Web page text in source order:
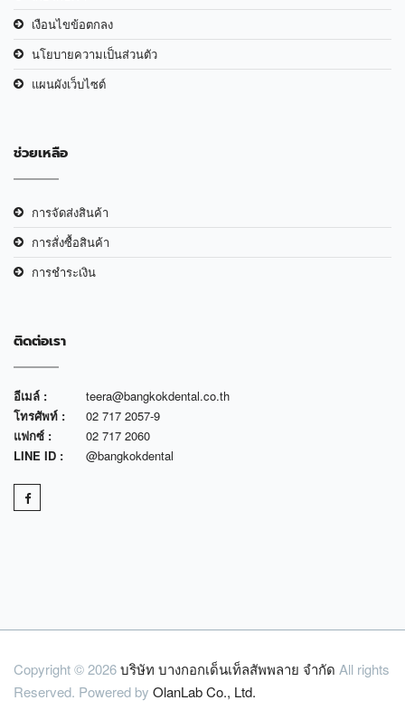
เงือนไขข้อตกลง
นโยบายความเป็นส่วนตัว
แผนผังเว็บไซต์
ช่วยเหลือ
การจัดส่งสินค้า
การสั่งซื้อสินค้า
การชำระเงิน
ติดต่อเรา
อีเมล์ :
teera@bangkokdental.co.th
โทรศัพท์ :
02 717 2057-9
แฟกซ์ :
02 717 2060
LINE ID :
@bangkokdental
Copyright © 2026บริษัท บางกอกเด็นเท็ลสัพพลาย จำกัด All rights
Reserved. Powered by OlanLab Co., Ltd.